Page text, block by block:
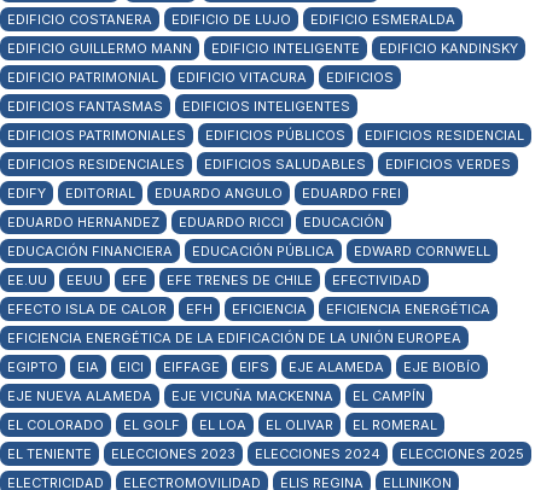
EDIFICIO COSTANERA
EDIFICIO DE LUJO
EDIFICIO ESMERALDA
EDIFICIO GUILLERMO MANN
EDIFICIO INTELIGENTE
EDIFICIO KANDINSKY
EDIFICIO PATRIMONIAL
EDIFICIO VITACURA
EDIFICIOS
EDIFICIOS FANTASMAS
EDIFICIOS INTELIGENTES
EDIFICIOS PATRIMONIALES
EDIFICIOS PÚBLICOS
EDIFICIOS RESIDENCIAL
EDIFICIOS RESIDENCIALES
EDIFICIOS SALUDABLES
EDIFICIOS VERDES
EDIFY
EDITORIAL EDUARDO ANGULO
EDUARDO FREI
EDUARDO HERNANDEZ
EDUARDO RICCI
EDUCACIÓN
EDUCACIÓN FINANCIERA
EDUCACIÓN PÚBLICA
EDWARD CORNWELL
EE.UU
EEUU EFE EFE TRENES DE CHILE
EFECTIVIDAD
EFECTO ISLA DE CALOR
EFH EFICIENCIA
EFICIENCIA ENERGÉTICA
EFICIENCIA ENERGÉTICA DE LA EDIFICACIÓN DE LA UNIÓN EUROPEA
EGIPTO
EIA EICI EIFFAGE EIFS EJE ALAMEDA
EJE BIOBÍO
EJE NUEVA ALAMEDA
EJE VICUÑA MACKENNA
EL CAMPÍN
EL COLORADO
EL GOLF EL LOA EL OLIVAR
EL ROMERAL
EL TENIENTE
ELECCIONES 2023 ELECCIONES 2024
ELECCIONES 2025
ELECTRICIDAD
ELECTROMOVILIDAD ELIS REGINA
ELLINIKON